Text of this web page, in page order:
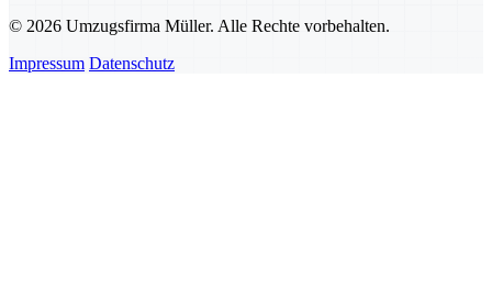
© 2026 Umzugsfirma Müller. Alle Rechte vorbehalten.
Impressum Datenschutz